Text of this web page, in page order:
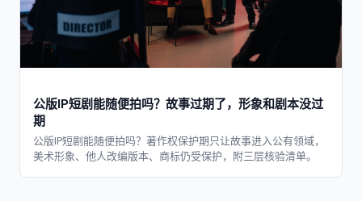
公版IP短剧能随便拍吗？故事过期了，形象和剧本没过
期
公版IP短剧能随便拍吗？著作权保护期只让故事进入公有领域，
美术形象、他人改编版本、商标仍受保护，附三层核验清单。